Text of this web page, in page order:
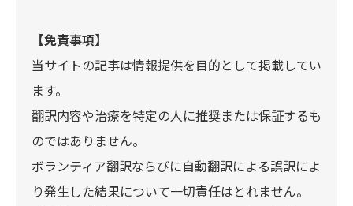
【免責事項】
当サイトの記事は情報提供を目的として掲載してい
ます。
翻訳内容や治療を特定の人に推奨または保証するも
のではありません。
ボランティア翻訳ならびに自動翻訳による誤訳によ
り発生した結果について一切責任はとれません。